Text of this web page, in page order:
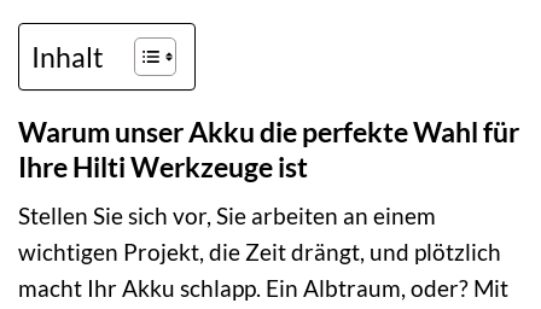
Inhalt
Warum unser Akku die perfekte Wahl für
Ihre Hilti Werkzeuge ist
Stellen Sie sich vor, Sie arbeiten an einem
wichtigen Projekt, die Zeit drängt, und plötzlich
macht Ihr Akku schlapp. Ein Albtraum, oder? Mit